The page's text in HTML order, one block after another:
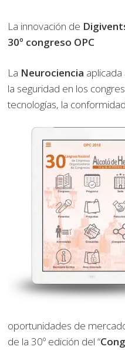
La innovación de
30º congreso OPC
La Neurociencia
la seguridad en los
tecnologías, la
oportunidades de
de la 30º edición del “